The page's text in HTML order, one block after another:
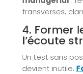
transverses,
4. Former
l’écoute
Un test sans
devient inutile.